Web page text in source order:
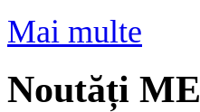
Mai multe
Noutăți ME